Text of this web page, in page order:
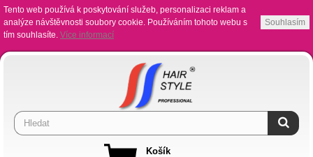
Tento web používá k poskytování služeb, personalizaci reklam a
analýze návštěvnosti soubory cookie. Používáním tohoto webu s
tím souhlasíte. Více informací
Souhlasím
Košík